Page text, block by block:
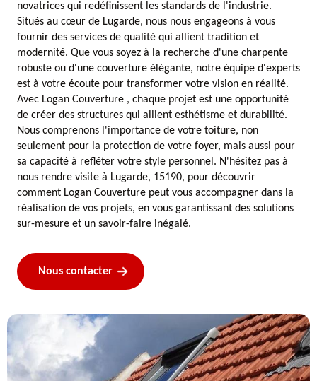
novatrices qui redéfinissent les standards de l'industrie.
Situés au cœur de Lugarde, nous nous engageons à vous
fournir des services de qualité qui allient tradition et
modernité. Que vous soyez à la recherche d'une charpente
robuste ou d'une couverture élégante, notre équipe d'experts
est à votre écoute pour transformer votre vision en réalité.
Avec Logan Couverture , chaque projet est une opportunité
de créer des structures qui allient esthétisme et durabilité.
Nous comprenons l'importance de votre toiture, non
seulement pour la protection de votre foyer, mais aussi pour
sa capacité à refléter votre style personnel. N'hésitez pas à
nous rendre visite à Lugarde, 15190, pour découvrir
comment Logan Couverture peut vous accompagner dans la
réalisation de vos projets, en vous garantissant des solutions
sur-mesure et un savoir-faire inégalé.
Nous contacter